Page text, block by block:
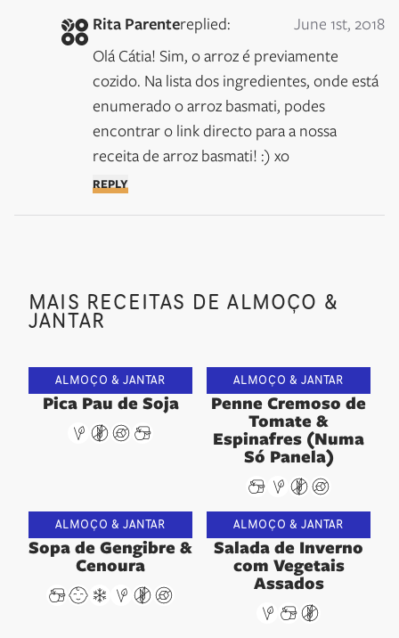
Rita Parentereplied:
June 1st, 2018
Olá Cátia! Sim, o arroz é previamente
cozido. Na lista dos ingredientes, onde está
enumerado o arroz basmati, podes
encontrar o link directo para a nossa
receita de arroz basmati! :) xo
REPLY
MAIS RECEITAS DE ALMOÇO &
JANTAR
ALMOÇO & JANTAR
Pica Pau de Soja
ALMOÇO & JANTAR
Penne Cremoso de
Tomate &
Espinafres (Numa
Só Panela)
ALMOÇO & JANTAR
Sopa de Gengibre &
Cenoura
ALMOÇO & JANTAR
Salada de Inverno
com Vegetais
Assados